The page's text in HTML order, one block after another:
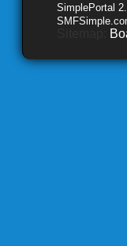
SimplePortal